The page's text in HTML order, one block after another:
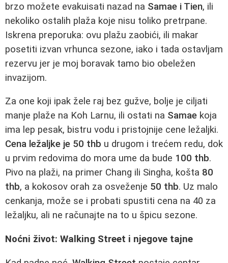
brzo možete evakuisati nazad na Samae i Tien, ili
nekoliko ostalih plaža koje nisu toliko pretrpane.
Iskrena preporuka: ovu plažu zaobići, ili makar
posetiti izvan vrhunca sezone, iako i tada ostavljam
rezervu jer je moj boravak tamo bio obeležen
invazijom.
Za one koji ipak žele raj bez gužve, bolje je ciljati
manje plaže na Koh Larnu, ili ostati na Samae koja
ima lep pesak, bistru vodu i pristojnije cene ležaljki.
Cena ležaljke je 50 thb u drugom i trećem redu, dok
u prvim redovima do mora ume da bude 100 thb.
Pivo na plaži, na primer Chang ili Singha, košta 80
thb, a kokosov orah za osveženje 50 thb. Uz malo
cenkanja, može se i probati spustiti cena na 40 za
ležaljku, ali ne računajte na to u špicu sezone.
Noćni život: Walking Street i njegove tajne